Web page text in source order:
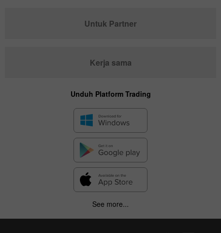
Untuk Partner
Kerja sama
Unduh Platform Trading
See more...